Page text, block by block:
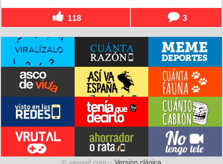
118 3
© vayagif.com – Versión clásica